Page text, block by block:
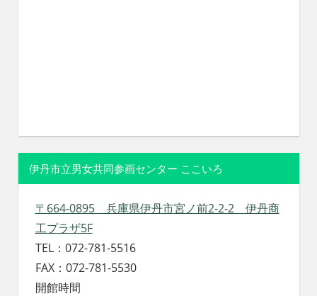
伊丹市立男女共同参画センター ここいろ
〒664-0895 兵庫県伊丹市宮ノ前2-2-2 伊丹商
工プラザ5F
TEL：072-781-5516
FAX：072-781-5530
開館時間